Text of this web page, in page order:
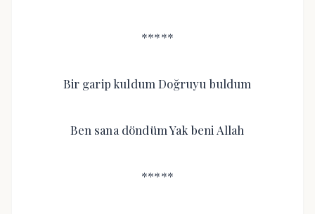
*****
Bir garip kuldum Doğruyu buldum
Ben sana döndüm Yak beni Allah
*****